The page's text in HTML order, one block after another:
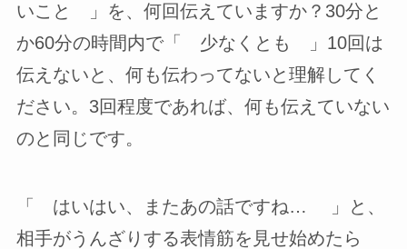
いこと 」を、何回伝えていますか？30分と
か60分の時間内で「 少なくとも 」10回は
伝えないと、何も伝わってないと理解してく
ださい。3回程度であれば、何も伝えていない
のと同じです。
「 はいはい、またあの話ですね… 」と、
相手がうんざりする表情筋を見せ始めたら